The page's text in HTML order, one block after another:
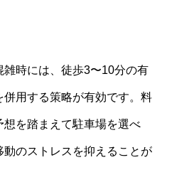
時には、徒歩3〜10分の有
用する策略が有効です。料
を踏まえて駐車場を選べ
のストレスを抑えることが